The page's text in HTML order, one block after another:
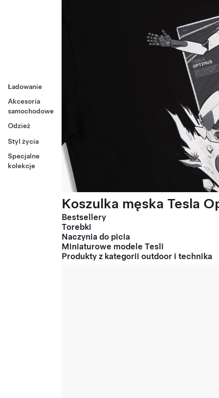
Ładowanie
Akcesoria
samochodowe
Odzież
Styl życia
Specjalne
kolekcje
Koszulka męska Tesla
Bestsellery
Torebki
Naczynia do picia
Miniaturowe modele Tesli
Produkty z kategorii outdoor i technika